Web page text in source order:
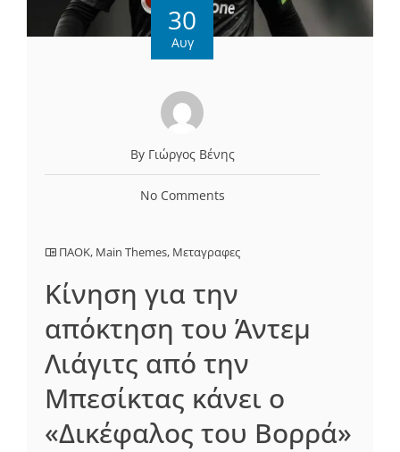
30
Αυγ
By Γιώργος Βένης
No Comments
ΠΑΟΚ, Main Themes, Μεταγραφες
Κίνηση για την
απόκτηση του Άντεμ
Λιάγιτς από την
Μπεσίκτας κάνει ο
«Δικέφαλος του Βορρά»